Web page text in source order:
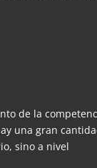
de la
una gran
sino a nivel